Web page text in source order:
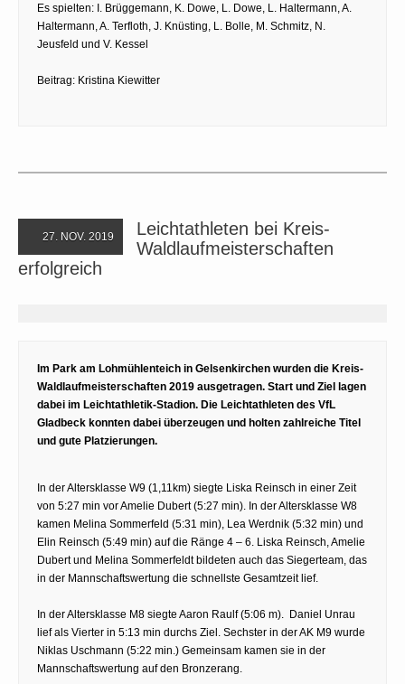
Es spielten: I. Brüggemann, K. Dowe, L. Dowe, L. Haltermann, A.
Haltermann, A. Terfloth, J. Knüsting, L. Bolle, M. Schmitz, N.
Jeusfeld und V. Kessel
Beitrag: Kristina Kiewitter
27. NOV. 2019
Leichtathleten bei Kreis-
Waldlaufmeisterschaften
erfolgreich
Im Park am Lohmühlenteich in Gelsenkirchen wurden die Kreis-
Waldlaufmeisterschaften 2019 ausgetragen. Start und Ziel lagen
dabei im Leichtathletik-Stadion. Die Leichtathleten des VfL
Gladbeck konnten dabei überzeugen und holten zahlreiche Titel
und gute Platzierungen.
In der Altersklasse W9 (1,11km) siegte Liska Reinsch in einer Zeit
von 5:27 min vor Amelie Dubert (5:27 min). In der Altersklasse W8
kamen Melina Sommerfeld (5:31 min), Lea Werdnik (5:32 min) und
Elin Reinsch (5:49 min) auf die Ränge 4 – 6. Liska Reinsch, Amelie
Dubert und Melina Sommerfeldt bildeten auch das Siegerteam, das
in der Mannschaftswertung die schnellste Gesamtzeit lief.
In der Altersklasse M8 siegte Aaron Raulf (5:06 m). Daniel Unrau
lief als Vierter in 5:13 min durchs Ziel. Sechster in der AK M9 wurde
Niklas Uschmann (5:22 min.) Gemeinsam kamen sie in der
Mannschaftswertung auf den Bronzerang.